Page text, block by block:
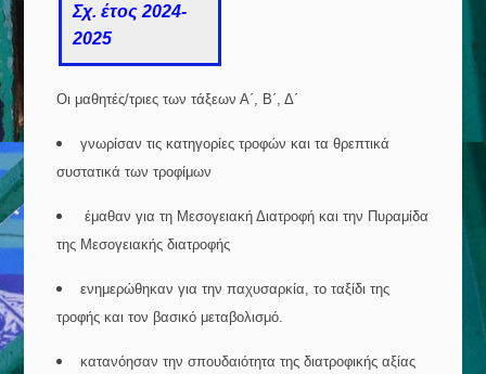
Σχ. έτος 2024-
2025
Οι μαθητές/τριες των τάξεων Α΄, Β΄, Δ΄
γνωρίσαν τις κατηγορίες τροφών και τα θρεπτικά
συστατικά των τροφίμων
έμαθαν για τη Μεσογειακή Διατροφή και την Πυραμίδα
της Μεσογειακής διατροφής
ενημερώθηκαν για την παχυσαρκία, το ταξίδι της
τροφής και τον βασικό μεταβολισμό.
κατανόησαν την σπουδαιότητα της διατροφικής αξίας